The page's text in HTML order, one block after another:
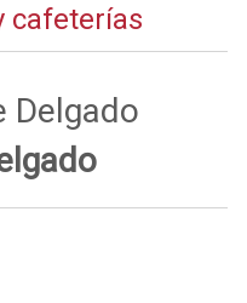
cafeterías
Delgado